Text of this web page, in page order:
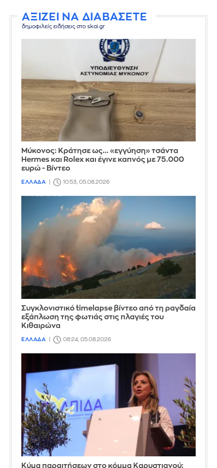
ΑΞΙΖΕΙ ΝΑ ΔΙΑΒΑΣΕΤΕ
δημοφιλείς ειδήσεις στο skai.gr
Μύκονος: Κράτησε ως... «εγγύηση» τσάντα
Hermes και Rolex και έγινε καπνός με 75.000
ευρώ - Βίντεο
ΕΛΛΑΔΑ 10:53, 05.08.2026
Συγκλονιστικό timelapse βίντεο από τη ραγδαία
εξάπλωση της φωτιάς στις πλαγιές του
Κιθαιρώνα
ΕΛΛΑΔΑ 08:24, 05.08.2026
Κύμα παραιτήσεων στο κόμμα Καρυστιανού: